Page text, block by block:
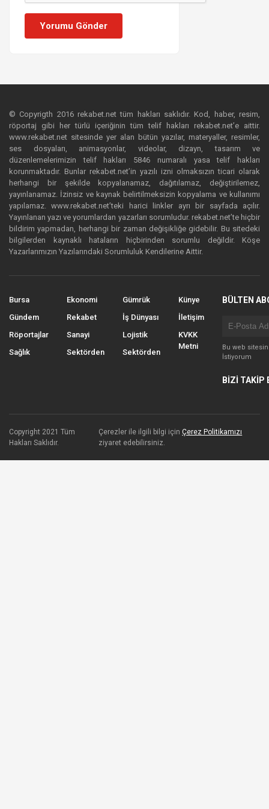
Yorumu Gönder
© Copyrigth 2016 rekabet.net tüm hakları saklıdır. Kod, haber, resim,
röportaj gibi her türlü içeriğinin tüm telif hakları rekabet.net’e aittir.
www.rekabet.net sitesinde yer alan bütün yazılar, materyaller, resimler,
ses dosyaları, animasyonlar, videolar, dizayn, tasarım ve
düzenlemelerimizin telif hakları 5846 numaralı yasa telif hakları
korunmaktadır. Bunlar rekabet.net’in yazılı izni olmaksızın ticari olarak
herhangi bir şekilde kopyalanamaz, dağıtılamaz, değiştirilemez,
yayınlanamaz. İzinsiz ve kaynak belirtilmeksizin kopyalama ve kullanımı
yapılamaz. www.rekabet.net’teki harici linkler ayrı bir sayfada açılır.
Yayınlanan yazı ve yorumlardan yazarları sorumludur. rekabet.net’te hiçbir
bildirim yapmadan, herhangi bir zaman değişikliğe gidebilir. Bu sitedeki
bilgilerden kaynaklı hataların hiçbirinden sorumlu değildir. Köşe
Yazarlarımızın Yazılarındaki Sorumluluk Kendilerine Aittir.
Bursa
Gündem
Röportajlar
Sağlık
Ekonomi
Rekabet
Sanayi
Sektörden
Gümrük
İş Dünyası
Lojistik
Sektörden
Künye
İletişim
KVKK
Metni
BÜLTEN
Bu web
İstiyorum
BİZİ TAKİP
Copyright 2021 Tüm
Hakları Saklıdır.
Çerezler ile ilgili bilgi içinÇerez Politikamızı
ziyaret edebilirsiniz.